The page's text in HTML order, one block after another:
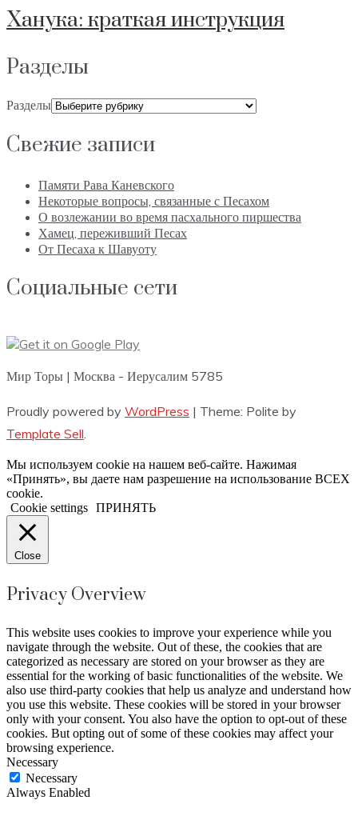
Ханука: краткая инструкция
Разделы
Разделы
Свежие записи
Памяти Рава Каневского
Некоторые вопросы, связанные с Песахом
О возлежании во время пасхального пиршества
Хамец, переживший Песах
От Песаха к Шавуоту
Социальные сети
Мир Торы | Москва - Иерусалим 5785
Proudly powered by WordPress | Theme: Polite by
Template Sell.
Мы используем cookie на нашем веб-сайте. Нажимая
«Принять», вы даете нам разрешение на использование ВСЕХ
cookie.
Cookie settings ПРИНЯТЬ
Close
Privacy Overview
This website uses cookies to improve your experience while you
navigate through the website. Out of these, the cookies that are
categorized as necessary are stored on your browser as they are
essential for the working of basic functionalities of the website. We
also use third-party cookies that help us analyze and understand how
you use this website. These cookies will be stored in your browser
only with your consent. You also have the option to opt-out of these
cookies. But opting out of some of these cookies may affect your
browsing experience.
Necessary
Necessary
Always Enabled